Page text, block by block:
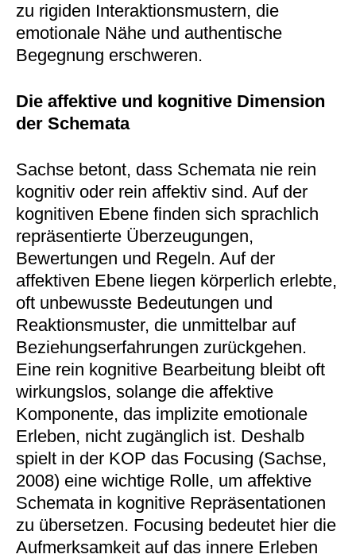
zu rigiden Interaktionsmustern, die
emotionale Nähe und authentische
Begegnung erschweren.
Die affektive und kognitive Dimension
der Schemata
Sachse betont, dass Schemata nie rein
kognitiv oder rein affektiv sind. Auf der
kognitiven Ebene finden sich sprachlich
repräsentierte Überzeugungen,
Bewertungen und Regeln. Auf der
affektiven Ebene liegen körperlich erlebte,
oft unbewusste Bedeutungen und
Reaktionsmuster, die unmittelbar auf
Beziehungserfahrungen zurückgehen.
Eine rein kognitive Bearbeitung bleibt oft
wirkungslos, solange die affektive
Komponente, das implizite emotionale
Erleben, nicht zugänglich ist. Deshalb
spielt in der KOP das Focusing (Sachse,
2008) eine wichtige Rolle, um affektive
Schemata in kognitive Repräsentationen
zu übersetzen. Focusing bedeutet hier die
Aufmerksamkeit auf das innere Erleben